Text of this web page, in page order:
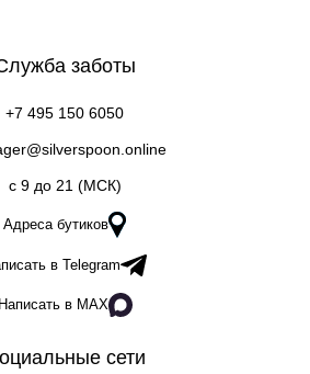
заботы
+7 495 150 6050
c 9 до 21 (МСК)
Адреса бутиков
в Telegram
Написать в MAX
сети